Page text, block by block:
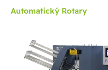
Automatický Rotary